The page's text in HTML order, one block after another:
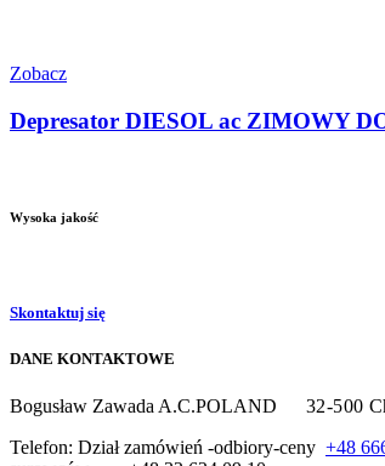
Zobacz
Depresator DIESOL ac ZIMOWY
Wysoka jakość
Skontaktuj się
DANE KONTAKTOWE
Bogusław Zawada A.C.POLAND 32-500
Telefon: Dział zamówień -odbiory-ceny +48